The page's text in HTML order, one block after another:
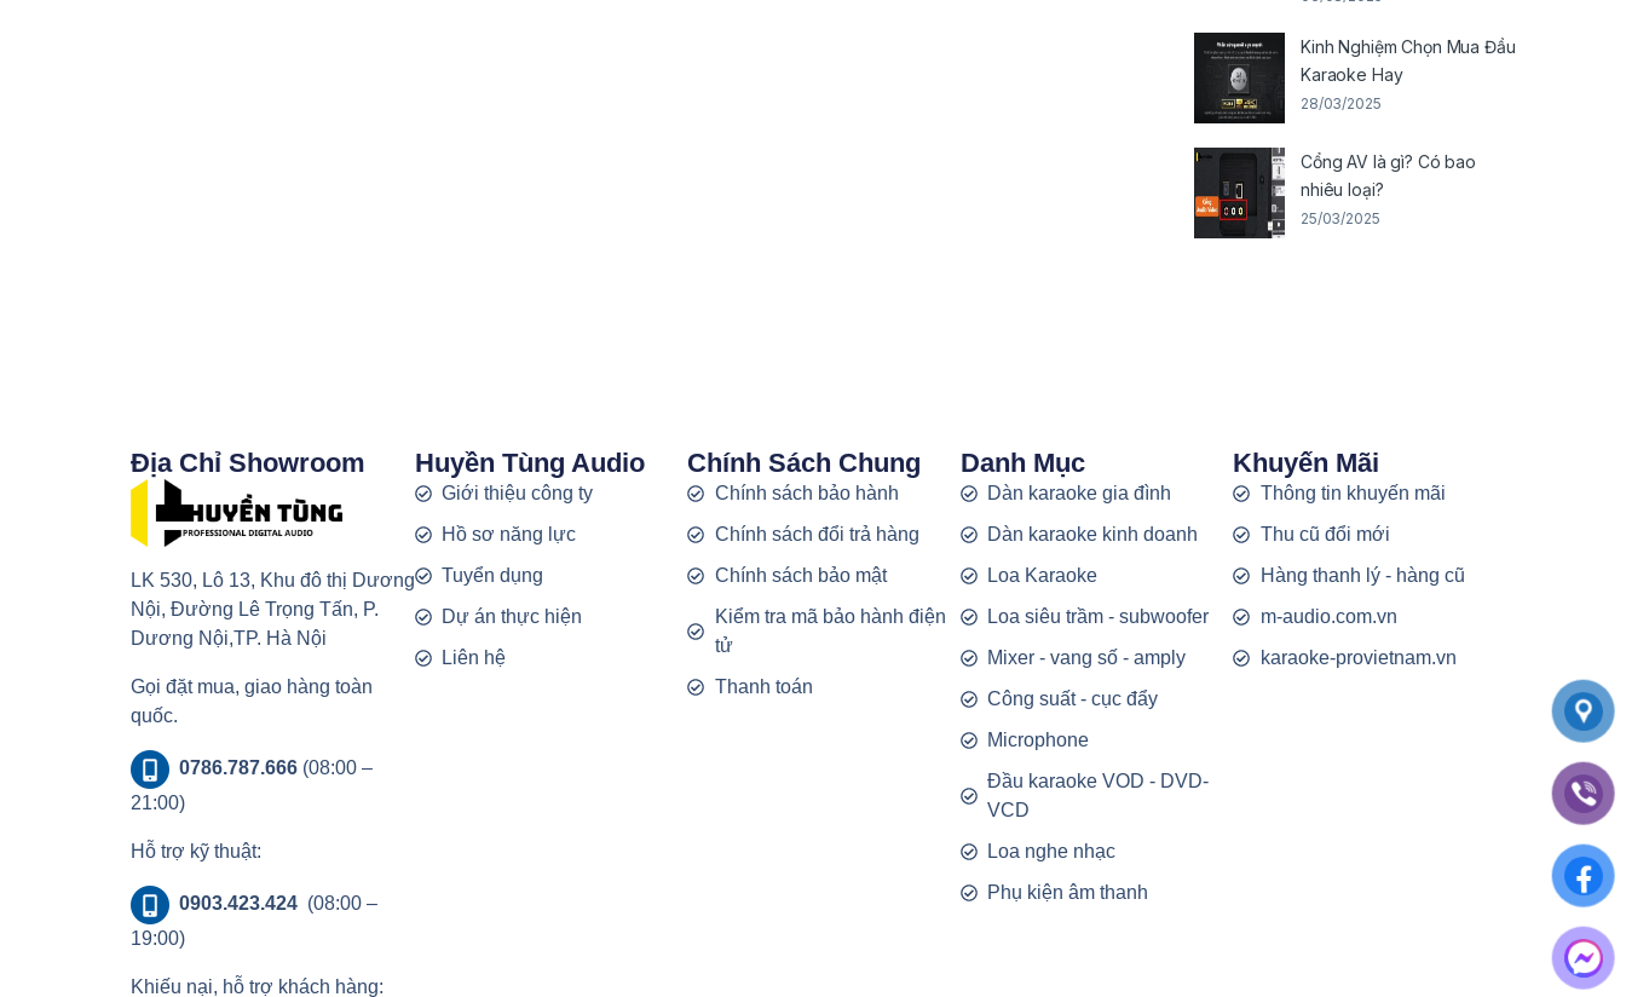
Kinh Nghiệm Chọn Mua Đầu
Karaoke Hay
28/03/2025
Cổng AV là gì? Có bao
nhiêu loại?
25/03/2025
Địa Chỉ Showroom
LK 530, Lô 13, Khu đô thị Dương
Nội, Đường Lê Trọng Tấn, P.
Dương Nội,TP. Hà Nội
Gọi đặt mua, giao hàng toàn
quốc.
0786.787.666(08:00 –
21:00)
Hỗ trợ kỹ thuật:
0903.423.424 (08:00 –
19:00)
Khiếu nại, hỗ trợ khách hàng:
Huyền Tùng Audio
Giới thiệu công ty
Hồ sơ năng lực
Tuyển dụng
Dự án thực hiện
Liên hệ
Chính Sách Chung
Chính sách bảo hành
Chính sách đổi trả hàng
Chính sách bảo mật
Kiểm tra mã bảo hành điện
tử
Thanh toán
Danh Mục
Dàn karaoke gia đình
Dàn karaoke kinh doanh
Loa Karaoke
Loa siêu trầm - subwoofer
Mixer - vang số - amply
Công suất - cục đẩy
Microphone
Đầu karaoke VOD - DVD-
VCD
Loa nghe nhạc
Phụ kiện âm thanh
Khuyến Mãi
Thông tin khuyến mãi
Thu cũ đổi mới
Hàng thanh lý - hàng cũ
m-audio.com.vn
karaoke-provietnam.vn